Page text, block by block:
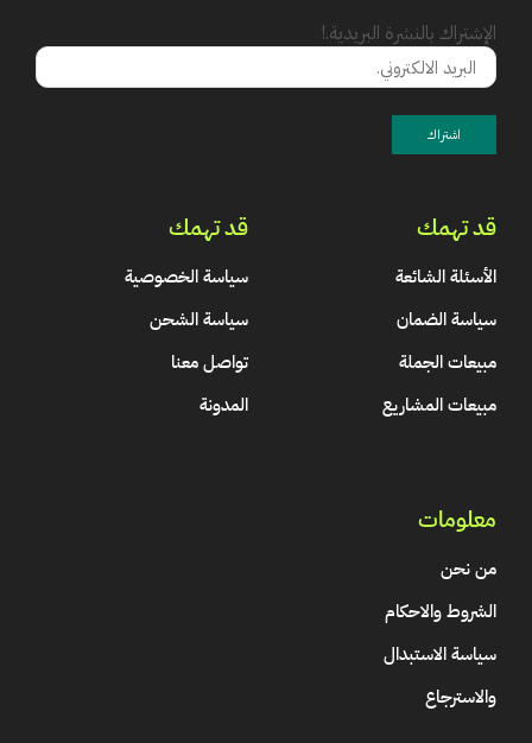
الإشتراك بالنشرة البريدية.!
قد تهمك
الأسئلة الشائعة
سياسة الضمان
مبيعات الجملة
مبيعات المشاريع
قد تهمك
سياسة الخصوصية
سياسة الشحن
تواصل معنا
المدونة
معلومات
من نحن
الشروط والاحكام
سياسة الاستبدال
والاسترجاع